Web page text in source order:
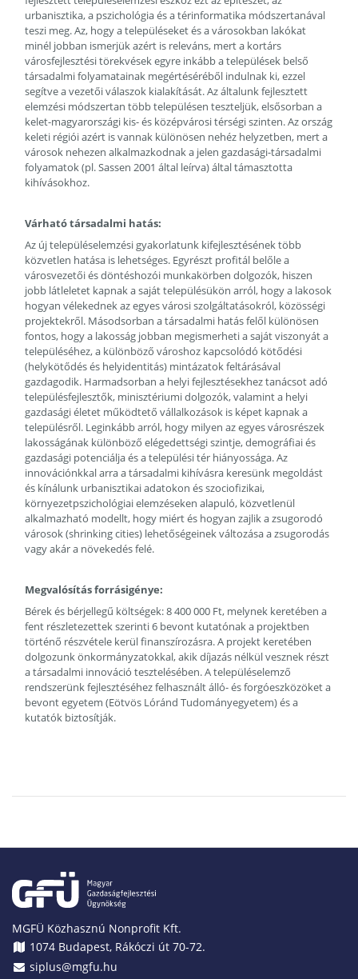
urbanisztika, a pszichológia és a térinformatika módszertanával
teszi meg. Az, hogy a településeket és a városokban lakókat
minél jobban ismerjük azért is releváns, mert a kortárs
városfejlesztési törekvések egyre inkább a települések belső
társadalmi folyamatainak megértéséréből indulnak ki, ezzel
segítve a vezetői válaszok kialakítását. Az általunk fejlesztett
elemzési módszertan több településen teszteljük, elsősorban a
kelet-magyarországi kis- és középvárosi térségi szinten. Az ország
keleti régiói azért is vannak különösen nehéz helyzetben, mert a
városok nehezen alkalmazkodnak a jelen gazdasági-társadalmi
folyamatok (pl. Sassen 2001 által leírva) által támasztotta
kihívásokhoz.
Várható társadalmi hatás:
Az új településelemzési gyakorlatunk kifejlesztésének több
közvetlen hatása is lehetséges. Egyrészt profitál belőle a
városvezetői és döntéshozói munkakörben dolgozók, hiszen
jobb látleletet kapnak a saját településükön arról, hogy a lakosok
hogyan vélekednek az egyes városi szolgáltatásokról, közösségi
projektekről. Másodsorban a társadalmi hatás felől különösen
fontos, hogy a lakosság jobban megismerheti a saját viszonyát a
településéhez, a különböző városhoz kapcsolódó kötődési
(helykötődés és helyidentitás) mintázatok feltárásával
gazdagodik. Harmadsorban a helyi fejlesztésekhez tanácsot adó
településfejlesztők, minisztériumi dolgozók, valamint a helyi
gazdasági életet működtető vállalkozások is képet kapnak a
településről. Leginkább arról, hogy milyen az egyes városrészek
lakosságának különböző elégedettségi szintje, demográfiai és
gazdasági potenciálja és a települési tér hiányossága. Az
innovációnkkal arra a társadalmi kihívásra keresünk megoldást
és kínálunk urbanisztikai adatokon és szociofizikai,
környezetpszichológiai elemzéseken alapuló, közvetlenül
alkalmazható modellt, hogy miért és hogyan zajlik a zsugorodó
városok (shrinking cities) lehetőségeinek változása a zsugorodás
vagy akár a növekedés felé.
Megvalósítás forrásigénye:
Bérek és bérjellegű költségek: 8 400 000 Ft, melynek keretében a
fent részletezettek szerinti 6 bevont kutatónak a projektben
történő részvétele kerül finanszírozásra. A projekt keretében
dolgozunk önkormányzatokkal, akik díjazás nélkül vesznek részt
a társadalmi innováció tesztelésében. A településelemző
rendszerünk fejlesztéséhez felhasznált álló- és forgóeszközöket a
bevont egyetem (Eötvös Lóránd Tudományegyetem) és a
kutatók biztosítják.
MGFÜ Közhasznú Nonprofit Kft.
1074 Budapest, Rákóczi út 70-72.
siplus@mgfu.hu